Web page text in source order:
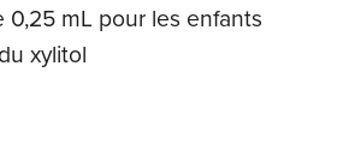
0,25 mL pour les enfants
xylitol